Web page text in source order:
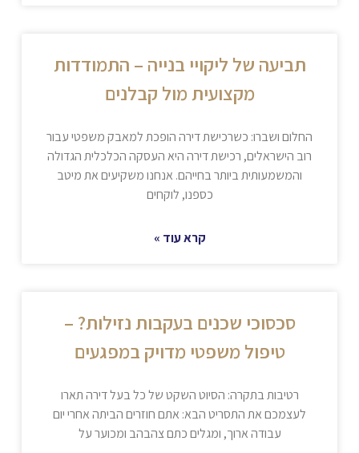
תביעה של ליקויי בנייה – התמודדות
מקצועית מול קבלנים
החלום ושברו: כשרכישת דירה הופכת למאבק משפטי עבור
רוב הישראלים, רכישת דירה היא העסקה הכלכלית הגדולה
והמשמעותית ביותר בחייהם. אנחנו משקיעים את מיטב
כספנו, לוקחים
קרא עוד »
סכסוכי שכנים בעקבות נזילות? –
טיפול משפטי מדויק במפגעים
רטיבות בתקרה: הסיוט השקט של כל בעל דירה תארו
לעצמכם את התסריט הבא: אתם חוזרים הביתה אחרי יום
עבודה ארוך, ומגלים כתם צהבהב ומכוער על